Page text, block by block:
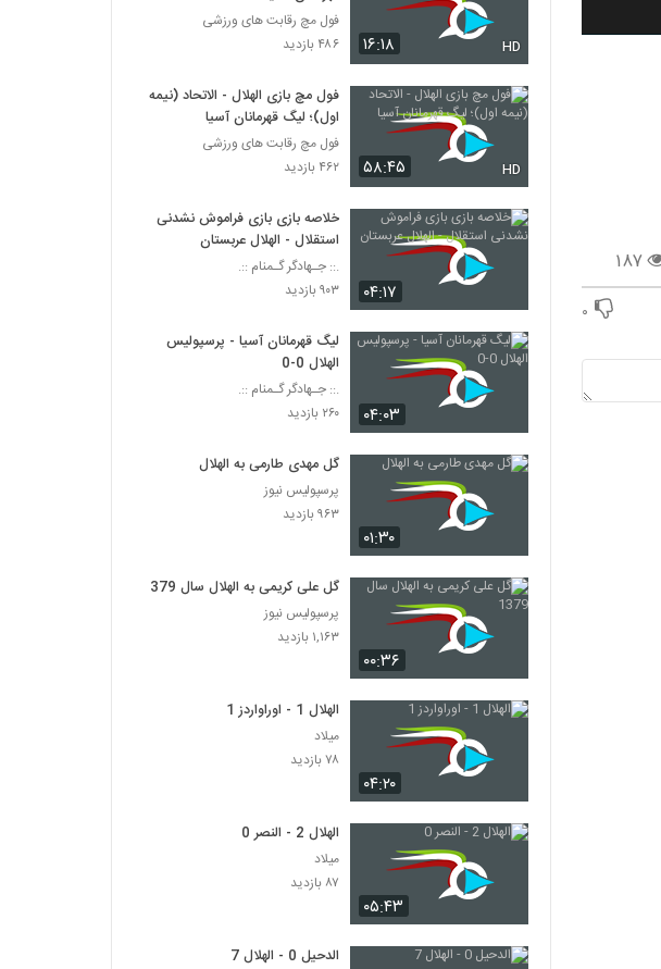
۱۸۷
۰
۱۶:۱۸ HD
فول مچ رقابت های ورزشی
۴۸۶ بازدید
۵۸:۴۵ HD
فول مچ بازی الهلال - الاتحاد (نیمه
اول)؛ لیگ قهرمانان آسیا
فول مچ رقابت های ورزشی
۴۶۲ بازدید
۰۴:۱۷
خلاصه بازی بازی فراموش نشدنی
استقلال - الهلال عربستان
.:: جـهادگر گـمنام ::.
۹۰۳ بازدید
۰۴:۰۳
لیگ قهرمانان آسیا - پرسپولیس
الهلال 0-0
.:: جـهادگر گـمنام ::.
۲۶۰ بازدید
۰۱:۳۰
گل مهدی طارمی به الهلال
پرسپولیس نیوز
۹۶۳ بازدید
۰۰:۳۶
گل علی کریمی به الهلال سال 1379
پرسپولیس نیوز
۱,۱۶۳ بازدید
۰۴:۲۰
الهلال 1 - اوراواردز 1
میلاد
۷۸ بازدید
۰۵:۴۳
الهلال 2 - النصر 0
میلاد
۸۷ بازدید
الدحیل 0 - الهلال 7